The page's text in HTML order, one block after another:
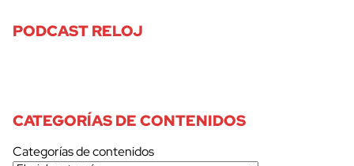
PODCAST RELOJ
CATEGORÍAS DE CONTENIDOS
Categorías de contenidos